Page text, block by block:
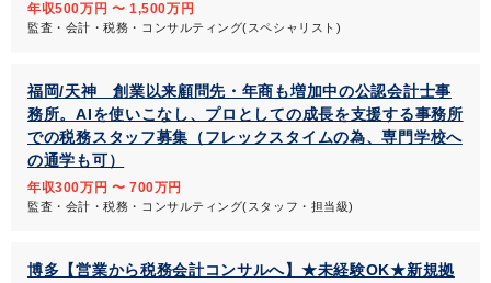
年収500万円 〜 1,500万円
監査・会計・税務・コンサルティング(スペシャリスト)
福岡/天神 創業以来顧問先・年商も増加中の公認会計士事
務所。AIを使いこなし、プロとしての成長を支援する事務所
での税務スタッフ募集（フレックスタイムの為、専門学校へ
の通学も可）
年収300万円 〜 700万円
監査・会計・税務・コンサルティング(スタッフ・担当級)
博多【営業から税務会計コンサルへ】★未経験OK★新規拠